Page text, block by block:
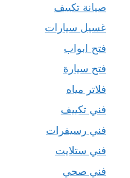
صيانة تكييف
غسيل سيارات
فتح ابواب
فتح سيارة
فلاتر مياه
فني تكييف
فني رسيفرات
فني ستلايت
فني صحي